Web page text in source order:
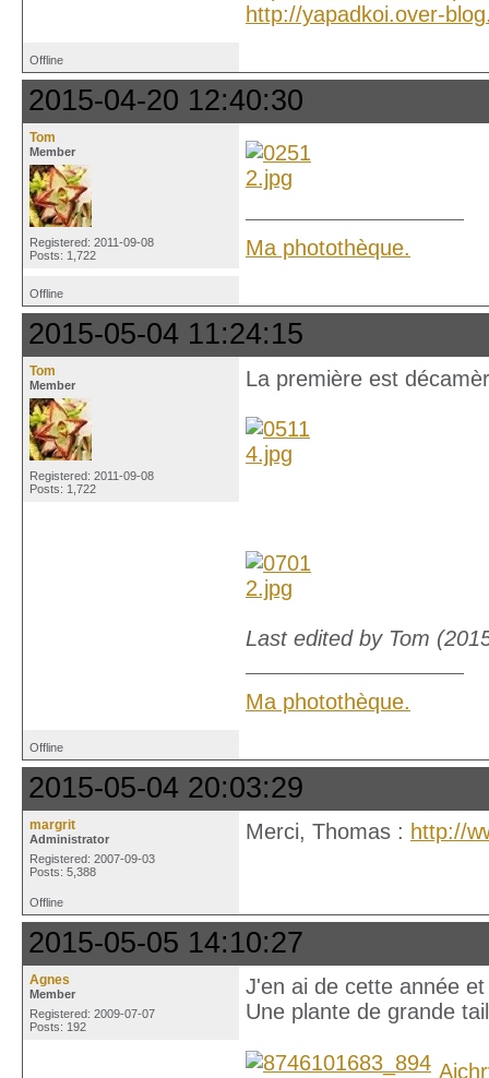
http://yapadkoi.over-
Offline
2015-04-20 12:40:30
Tom
Member
Registered: 2011-09-08
Posts: 1,722
Ma photothèque.
Offline
2015-05-04 11:24:15
Tom
Member
Registered: 2011-09-08
Posts: 1,722
La première est
Last edited by Tom
Ma photothèque.
Offline
2015-05-04 20:03:29
margrit
Administrator
Registered: 2007-09-03
Posts: 5,388
Merci, Thomas : http://
Offline
2015-05-05 14:10:27
Agnes
Member
Registered: 2009-07-07
Posts: 192
J'en ai de cette année
Une plante de grande